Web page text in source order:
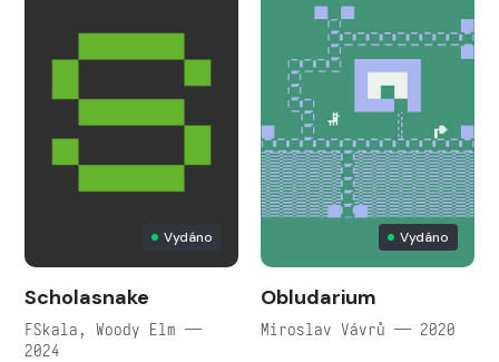
Vydáno
Scholasnake
FSkala, Woody Elm —
2024
Vydáno
Obludarium
Miroslav Vávrů — 2020